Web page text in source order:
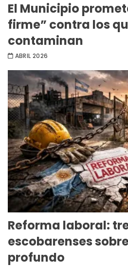
El Municipio
firme” contra los
contaminan
ABRIL 2026
Reforma laboral:
escobarenses
profundo